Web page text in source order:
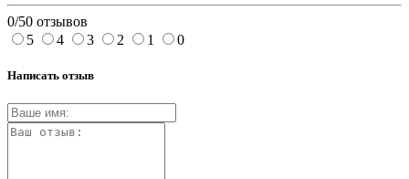
0/50 отзывов
5
4 3 2 1 0
Написать отзыв